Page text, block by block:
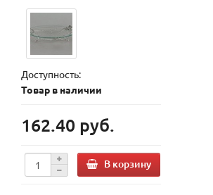
Доступность:
Товар в наличии
162.40 руб.
В корзину